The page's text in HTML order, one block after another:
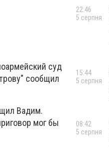
суд
сообщил
Вадим.
мог бы
22:46
5 серпня
15:44
5 серпня
08:42
5 серпня